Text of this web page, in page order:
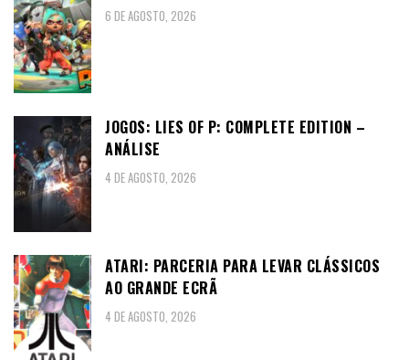
6 DE AGOSTO, 2026
JOGOS: LIES OF P: COMPLETE EDITION –
ANÁLISE
4 DE AGOSTO, 2026
ATARI: PARCERIA PARA LEVAR CLÁSSICOS
AO GRANDE ECRÃ
4 DE AGOSTO, 2026